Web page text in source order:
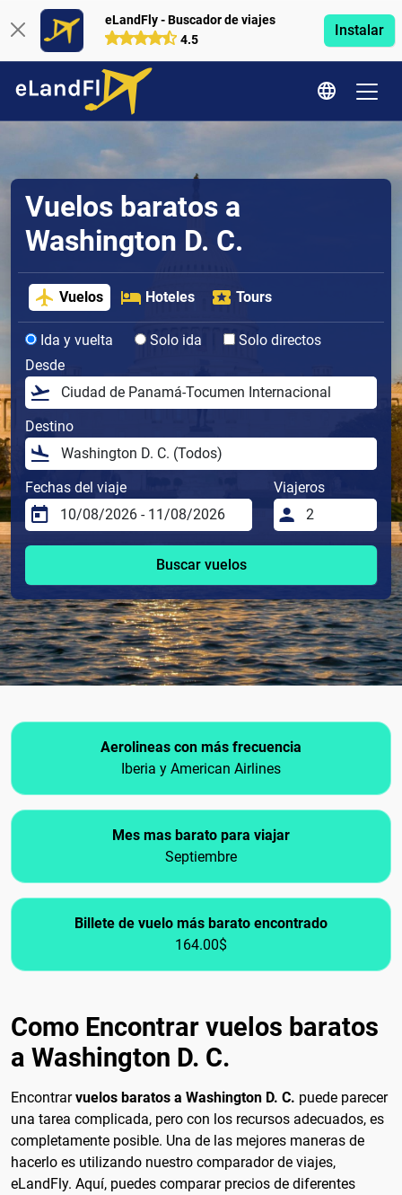
eLandFly - Buscador de viajes
4.5
Instalar
Vuelos baratos a
Washington D. C.
Vuelos Hoteles Tours
Ida y vuelta Solo ida
Solo directos
Desde
Destino
Fechas del viaje Viajeros
Buscar vuelos
Aerolineas con más frecuencia
Iberia y American Airlines
Mes mas barato para viajar
Septiembre
Billete de vuelo más barato encontrado
164.00$
Como Encontrar vuelos baratos
a Washington D. C.
Encontrarvuelos baratos a Washington D. C. puede parecer
una tarea complicada, pero con los recursos adecuados, es
completamente posible. Una de las mejores maneras de
hacerlo es utilizando nuestro comparador de viajes,
eLandFly. Aquí, puedes comparar precios de diferentes